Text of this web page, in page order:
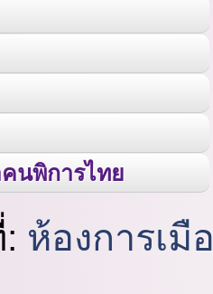
นพิการไทย
ห้องการเมื